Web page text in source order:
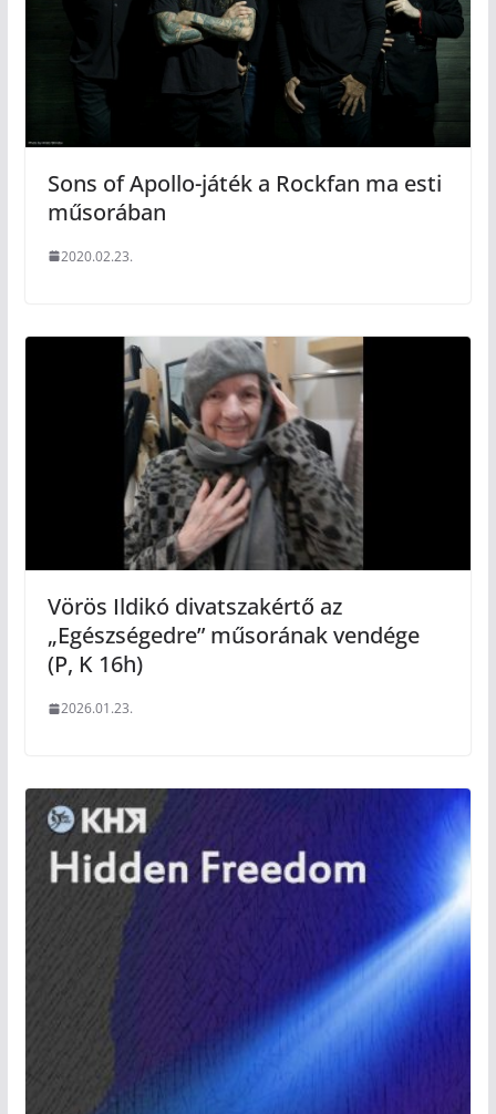
Sons of Apollo-játék a Rockfan ma esti
műsorában
2020.02.23.
Vörös Ildikó divatszakértő az
„Egészségedre” műsorának vendége
(P, K 16h)
2026.01.23.